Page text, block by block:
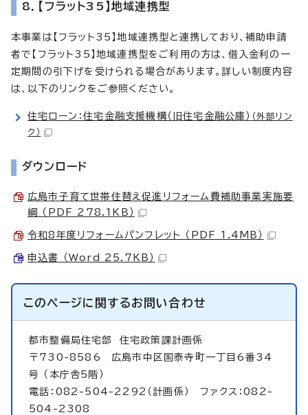
8．【フラット35】地域連携型
本事業は【フラット35】地域連携型と連携しており、補助申請
者で【フラット35】地域連携型をご利用の方は、借入金利の一
定期間の引下げを受けられる場合があります。詳しい制度内容
は、以下のリンクをご参照ください。
住宅ローン：住宅金融支援機構（旧住宅金融公庫） （外部リン
ク）
ダウンロード
広島市子育て世帯住替え促進リフォーム費補助事業実施要
綱 （PDF 278.1KB）
令和8年度リフォームパンフレット （PDF 1.4MB）
申込書 （Word 25.7KB）
このページに関するお問い合わせ
都市整備局住宅部 住宅政策課計画係
〒730-8586 広島市中区国泰寺町一丁目6番34
号 （本庁舎5階）
電話：082-504-2292（計画係） ファクス：082-
504-2308